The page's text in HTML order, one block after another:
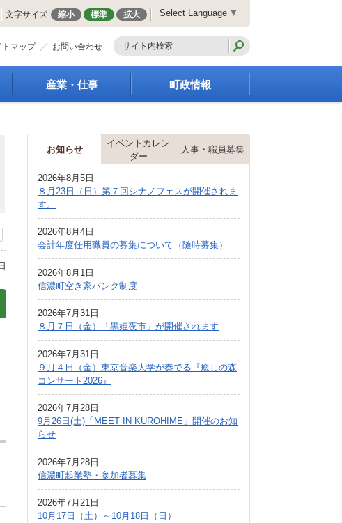
文字サイズ 縮小 標準 拡大 Select Language ▼
トマップ お問い合わせ
産業・仕事
商工業振興
届出・証明・法令・規
企業の税金
入札・契約
指定管理者制度
求人情報
町政情報
庁舎案内
町長の部屋
都市整備
広報しなの
町制70周年記念
お知らせ
イベントカレン
ダー
人事・職員募集
2026年8月5日
８月23日（日）第７回シナノフェスが開催されま
す。
2026年8月4日
会計年度任用職員の募集について（随時募集）
2026年8月1日
信濃町空き家バンク制度
2026年7月31日
８月７日（金）「黒姫夜市」が開催されます
2026年7月31日
９月４日（金）東京音楽大学が奏でる『癒しの森
コンサート2026』
2026年7月28日
9月26日(土)「MEET IN KUROHIME」開催のお知
らせ
2026年7月28日
信濃町起業塾・参加者募集
2026年7月21日
10月17日（土）～10月18日（日）